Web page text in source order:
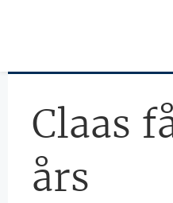
Claas
års